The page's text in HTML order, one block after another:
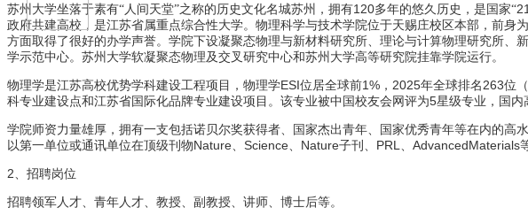
苏州大学坐落于素有“人间天堂”之称的历史文化名城苏州，拥有120多年的悠久历史，是国家“
政府共建高校，是江苏省属重点综合性大学。物理科学与技术学院位于天赐庄校区本部，前身
方面取得了很好的办学声誉。学院下设凝聚态物理与新材料研究所、理论与计算物理研究所
学示范中心。苏州大学软凝聚态物理及交叉研究中心和苏州大学高等研究院挂靠学院运行。
物理学是江苏高校优势学科建设工程项目，物理学ESI位居全球前1% ， 2025年全球排名 263位
科专业建设点和江苏省国际化品牌专业建设项目。该专业被中国校友会网评为5星级专业，国内
学院师资力量雄厚，拥有一支包括诺贝尔奖获得者、国家杰出青年、国家优秀青年等在内的高
以第一单位或通讯单位在顶级刊物Nature Science Nature子刊、 PRL AdvancedMaterials
2 、招聘岗位
招聘领军人才、青年人才、教授、副教授、讲师、博士后等。